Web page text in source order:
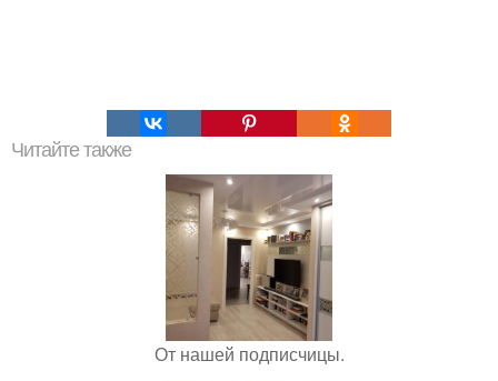
Читайте также
От нашей подписчицы.